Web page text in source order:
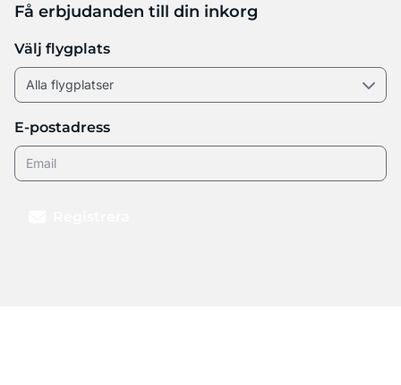
Få erbjudanden till din inkorg
Välj flygplats
E-postadress